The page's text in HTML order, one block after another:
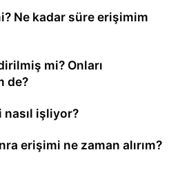
Ne kadar süre erişimim
mi? Onları
de?
işliyor?
erişimi ne zaman alırım?